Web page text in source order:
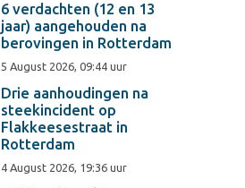
6 verdachten (12 en 13
jaar) aangehouden na
berovingen in Rotterdam
5 August 2026, 09:44 uur
Drie aanhoudingen na
steekincident op
Flakkeesestraat in
Rotterdam
4 August 2026, 19:36 uur